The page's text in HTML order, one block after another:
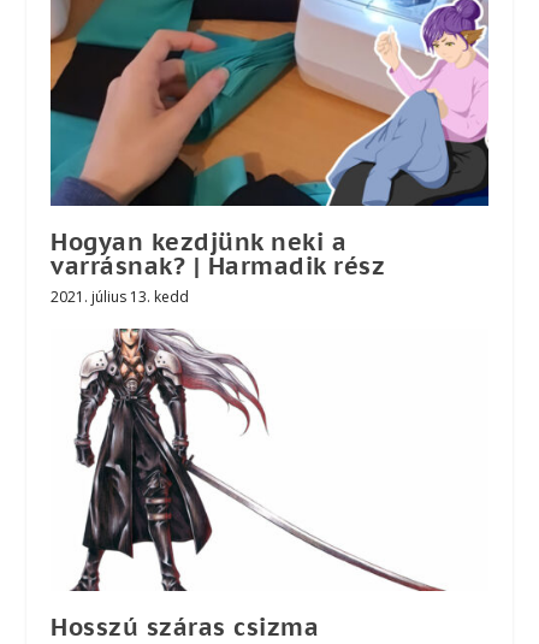
Hogyan kezdjünk neki a
varrásnak? | Harmadik rész
2021. július 13. kedd
Hosszú száras csizma